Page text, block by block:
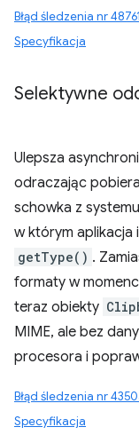
Błąd śledzenia nr
Specyfikacja
Selektywne
Ulepsza
odraczając
schowka z
w którym aplikacja
getType() .
formaty w
teraz obiekty
MIME, ale bez
procesora i
Błąd śledzenia nr
Specyfikacja